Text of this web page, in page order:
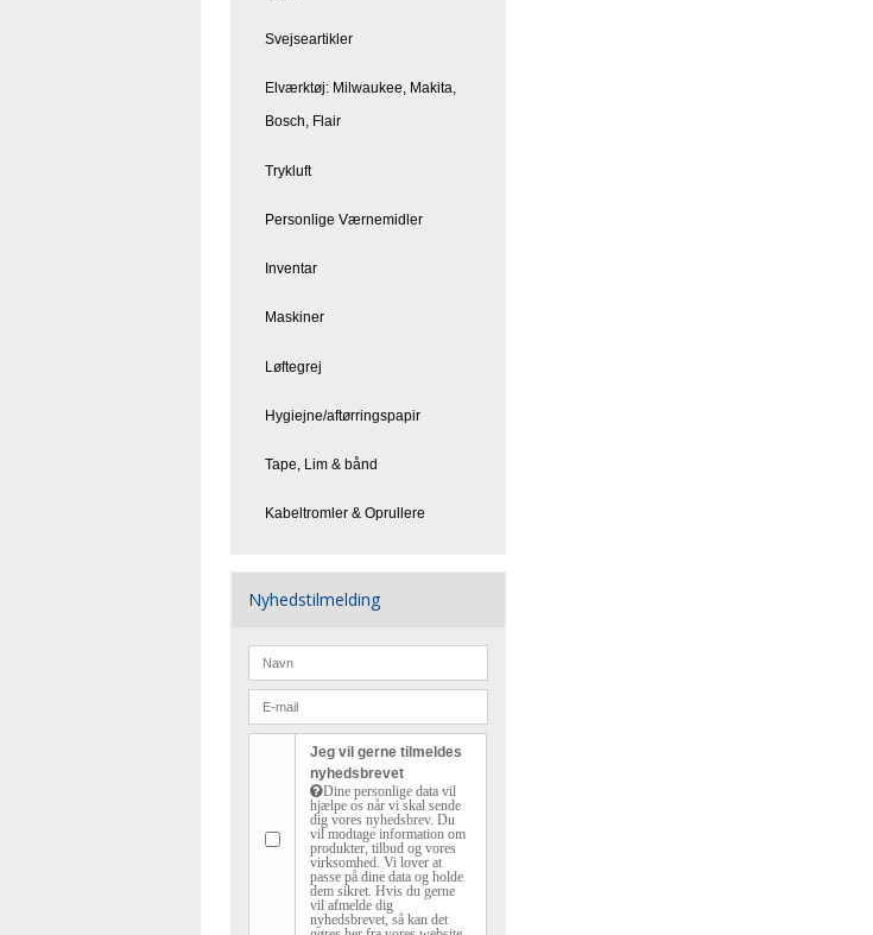
Svejseartikler
Elværktøj: Milwaukee, Makita,
Bosch, Flair
Trykluft
Personlige Værnemidler
Inventar
Maskiner
Løftegrej
Hygiejne/aftørringspapir
Tape, Lim & bånd
Kabeltromler & Oprullere
Nyhedstilmelding
Jeg vil gerne tilmeldes
nyhedsbrevet
Dine personlige data vil
hjælpe os når vi skal sende
dig vores nyhedsbrev. Du
vil modtage information om
produkter, tilbud og vores
virksomhed. Vi lover at
passe på dine data og holde
dem sikret. Hvis du gerne
vil afmelde dig
nyhedsbrevet, så kan det